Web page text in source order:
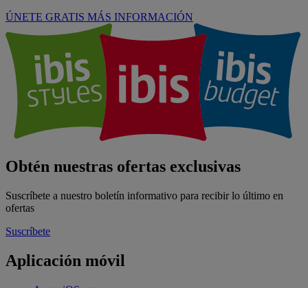
ÚNETE GRATIS MÁS INFORMACIÓN
Obtén nuestras ofertas exclusivas
Suscríbete a nuestro boletín informativo para recibir lo último en
ofertas
Suscríbete
Aplicación móvil